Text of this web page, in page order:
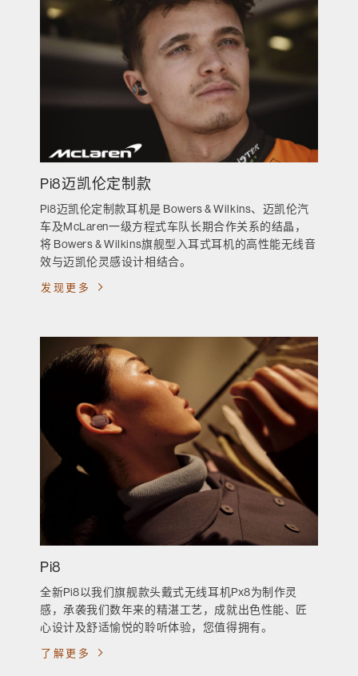
Pi8迈凯伦定制款
Pi8迈凯伦定制款耳机是 Bowers & Wilkins、迈凯伦汽
车及McLaren一级方程式车队长期合作关系的结晶，
将 Bowers & Wilkins旗舰型入耳式耳机的高性能无线音
效与迈凯伦灵感设计相结合。
发现更多
Pi8
全新Pi8以我们旗舰款头戴式无线耳机Px8为制作灵
感，承袭我们数年来的精湛工艺，成就出色性能、匠
心设计及舒适愉悦的聆听体验，您值得拥有。
了解更多